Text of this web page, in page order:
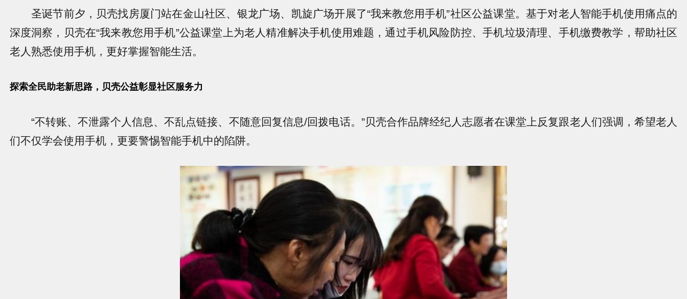
圣诞节前夕，贝壳找房厦门站在金山社区、银龙广场、凯旋广场开展了“我来教您用手机”社区公益课堂。基于对老人智能手机使用痛点的
深度洞察，贝壳在“我来教您用手机”公益课堂上为老人精准解决手机使用难题，通过手机风险防控、手机垃圾清理、手机缴费教学，帮助社区
老人熟悉使用手机，更好掌握智能生活。
探索全民助老新思路，贝壳公益彰显社区服务力
“不转账、不泄露个人信息、不乱点链接、不随意回复信息/回拨电话。”贝壳合作品牌经纪人志愿者在课堂上反复跟老人们强调，希望老人
们不仅学会使用手机，更要警惕智能手机中的陷阱。